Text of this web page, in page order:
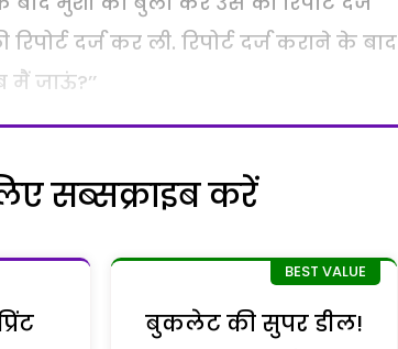
रिपोर्ट दर्ज कर ली. रिपोर्ट दर्ज कराने के बाद
मैं जाऊं?’’
सब्सक्राइब करें
बुकलेट की सुपर डील!